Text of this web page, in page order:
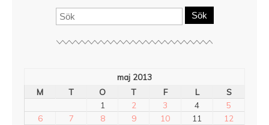
Sök
maj 2013
M
T O T F L
S
1
2 3 4
5
6
7 8 9 10 11
12